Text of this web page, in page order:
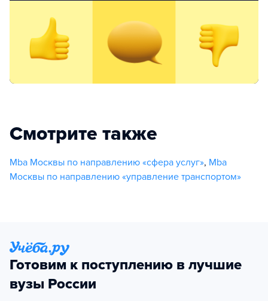
Смотрите также
Mba Москвы по направлению «сфера услуг», Mba
Москвы по направлению «управление транспортом»
Готовим к поступлению в лучшие
вузы России